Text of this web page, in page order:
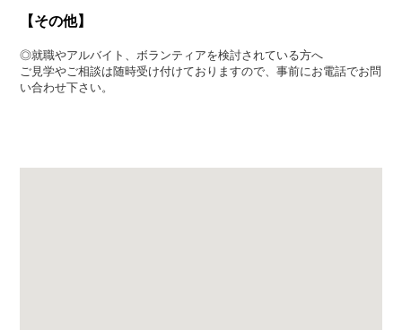
【その他】
◎就職やアルバイト、ボランティアを検討されている方へ
ご見学やご相談は随時受け付けておりますので、事前にお電話でお問
い合わせ下さい。